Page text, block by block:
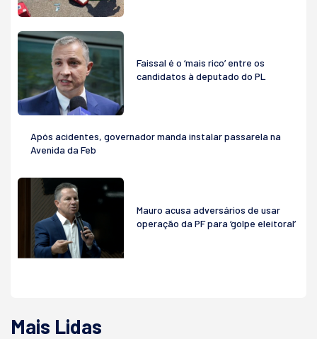
Faissal é o ‘mais rico’ entre os
candidatos à deputado do PL
Após acidentes, governador manda instalar passarela na
Avenida da Feb
Mauro acusa adversários de usar
operação da PF para ‘golpe eleitoral’
Mais Lidas